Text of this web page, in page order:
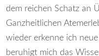
dem reichen Schatz an
Ganzheitlichen
wieder erkenne ich
beruhigt mich das